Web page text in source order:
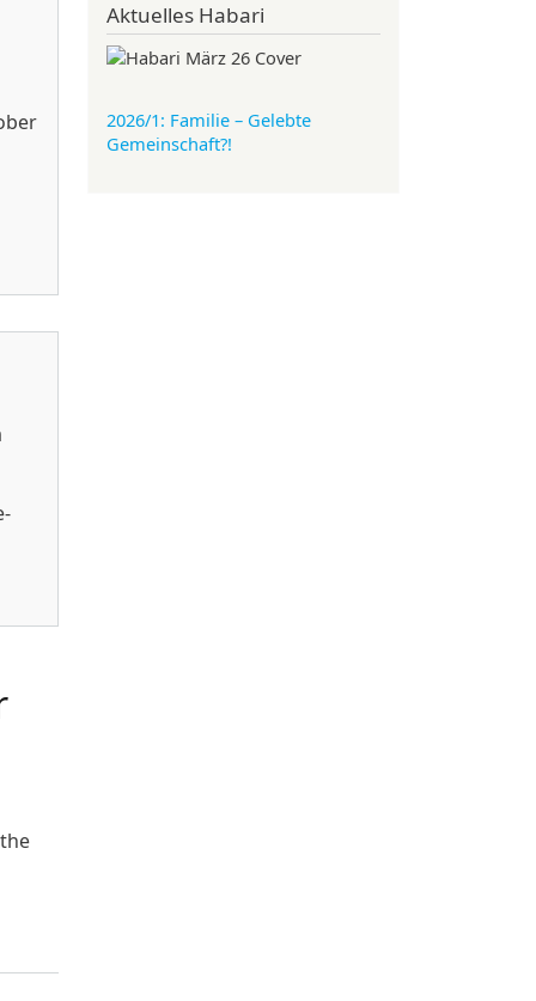
Aktuelles Habari
2026/1: Familie – Gelebte
Gemeinschaft?!